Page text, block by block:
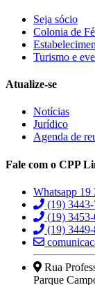
Seja sócio
Colonia de
Turismo e
Atualize-se
Notícias
Jurídico
Agenda de
Fale com o CPP
Whatsapp 19
(19)
(19) 3453-
(19)
Rua
Parque